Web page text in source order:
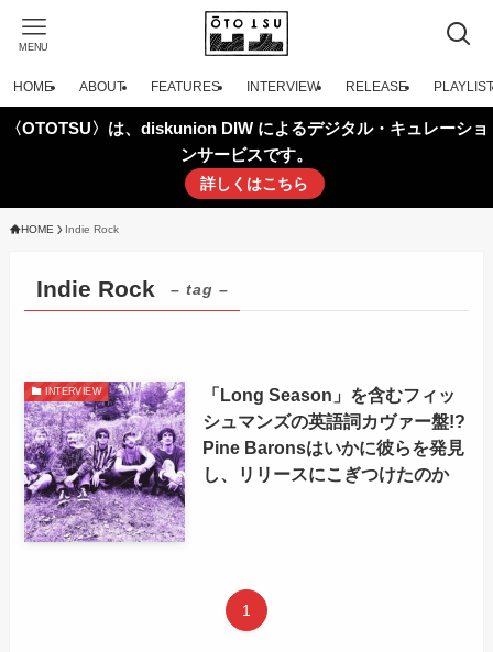
MENU
HOME ABOUT FEATURES INTERVIEW RELEASE PLAYLIST
〈OTOTSU〉は、diskunion DIW によるデジタル・キュレーショ
ンサービスです。
詳しくはこちら
HOME Indie Rock
Indie Rock – tag –
INTERVIEW
「Long Season」を含むフィッ
シュマンズの英語詞カヴァー盤!?
Pine Baronsはいかに彼らを発見
し、リリースにこぎつけたのか
1